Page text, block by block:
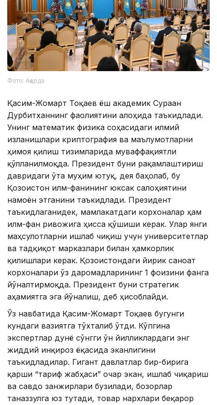
Фото: Ақорда
Қасим-Жомарт Тоқаев ёш академик Сураған
Дурбитханнинг фаолиятини алоҳида таъкидлади.
Унинг математик физика соҳасидаги илмий
изланишлари криптография ва маълумотларни
ҳимоя қилиш тизимларида муваффақиятли
қўлланилмоқда. Президент буни рақамлаштириш
давридаги ўта муҳим ютуқ, дея баҳолаб, бу
Қозоғистон илм-фанининг юксак салоҳиятини
намоён этганини таъкидлади. Президент
таъкидлаганидек, мамлакатдаги корхоналар ҳам
илм-фан ривожига ҳисса қўшиши керак. Улар янги
маҳсулотларни ишлаб чиқиш учун университетлар
ва тадқиқот марказлари билан ҳамкорлик
қилишлари керак. Қозоғистондаги йирик саноат
корхоналари ўз даромадларининг 1 фоизини фанга
йўналтирмоқда. Президент буни стратегик
аҳамиятга эга йўналиш, деб ҳисоблайди.
Ўз навбатида Қасим-Жомарт Тоқаев бугунги
кундаги вазиятга тўхталиб ўтди. Кўпгина
экспертлар дунё сўнгги ўн йилликлардаги энг
жиддий инқироз ёқасида эканлигини
таъкидладилар. Гигант давлатлар бир-бирига
қарши “тариф жабҳаси” очар экан, ишлаб чиқариш
ва савдо занжирлари бузилади, бозорлар
таназзулга юз тутади, товар нархлари беқарор